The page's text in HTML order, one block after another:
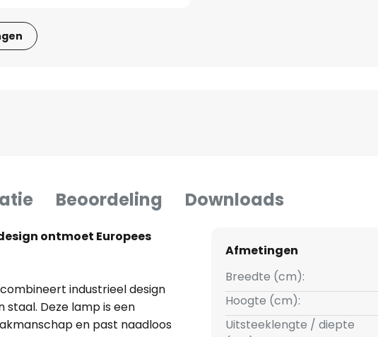
Beoordeling Downloads
ontmoet Europees
industrieel design
Deze lamp is een
en past naadloos
Afmetingen
Breedte (cm):
Hoogte (cm):
Uitsteeklengte / diepte